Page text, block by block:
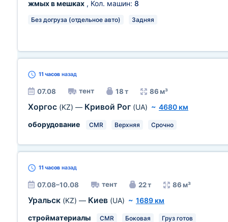
жмых в мешках , Кол. машин: 8
Без догруза (отдельное авто) Задняя
11 часов назад
07.08 тент 18 т 86 м³
Хоргос (KZ) — Кривой Рог (UA) ~ 4680 км
оборудование
CMR Верхняя Срочно
11 часов назад
07.08–10.08 тент 22 т 86 м³
Уральск (KZ) — Киев (UA) ~ 1689 км
стройматериалы
CMR Боковая Груз готов